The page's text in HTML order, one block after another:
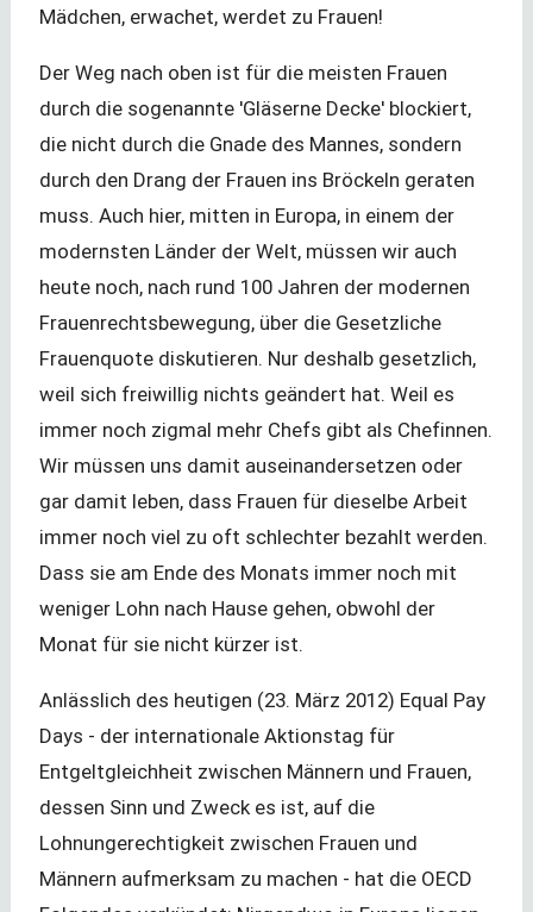
Mädchen, erwachet, werdet zu Frauen!
Der Weg nach oben ist für die meisten Frauen
durch die sogenannte 'Gläserne Decke' blockiert,
die nicht durch die Gnade des Mannes, sondern
durch den Drang der Frauen ins Bröckeln geraten
muss. Auch hier, mitten in Europa, in einem der
modernsten Länder der Welt, müssen wir auch
heute noch, nach rund 100 Jahren der modernen
Frauenrechtsbewegung, über die Gesetzliche
Frauenquote diskutieren. Nur deshalb gesetzlich,
weil sich freiwillig nichts geändert hat. Weil es
immer noch zigmal mehr Chefs gibt als Chefinnen.
Wir müssen uns damit auseinandersetzen oder
gar damit leben, dass Frauen für dieselbe Arbeit
immer noch viel zu oft schlechter bezahlt werden.
Dass sie am Ende des Monats immer noch mit
weniger Lohn nach Hause gehen, obwohl der
Monat für sie nicht kürzer ist.
Anlässlich des heutigen (23. März 2012) Equal Pay
Days - der internationale Aktionstag für
Entgeltgleichheit zwischen Männern und Frauen,
dessen Sinn und Zweck es ist, auf die
Lohnungerechtigkeit zwischen Frauen und
Männern aufmerksam zu machen - hat die OECD